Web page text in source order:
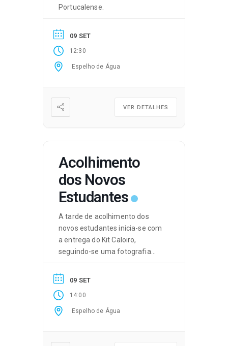
Portucalense.
09 SET
12:30
Espelho de Água
VER DETALHES
Acolhimento
dos Novos
Estudantes
A tarde de acolhimento dos
novos estudantes inicia-se com
a entrega do Kit Caloiro,
seguindo-se uma fotografia
09 SET
14:00
Espelho de Água